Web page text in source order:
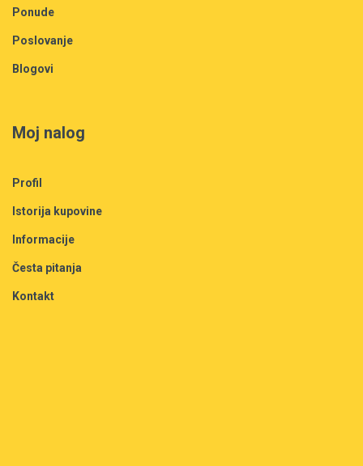
Ponude
Poslovanje
Blogovi
Moj nalog
Profil
Istorija kupovine
Informacije
Česta pitanja
Kontakt